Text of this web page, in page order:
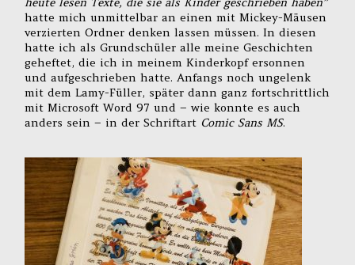
hatte mich unmittelbar an einen mit Mickey-Mäusen
verzierten Ordner denken lassen müssen. In diesen
hatte ich als Grundschüler alle meine Geschichten
geheftet, die ich in meinem Kinderkopf ersonnen
und aufgeschrieben hatte. Anfangs noch ungelenk
mit dem Lamy-Füller, später dann ganz fortschrittlich
mit Microsoft Word 97 und – wie konnte es auch
anders sein – in der Schriftart Comic Sans MS.